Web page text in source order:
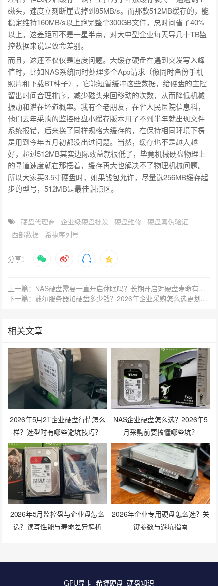
磁头，速度立刻断崖式掉到85MB/s。而那款512MB缓存的，能
稳定维持160MB/s以上跑完整个300GB文件，总时间省了40%
以上。这差距可不是一星半点，对大中型企业每天导几十TB监
控数据来说是致命差别。
而且，这还不仅仅是速度问题。大缓存硬盘在遇到突发写入峰
值时，比如NAS系统同时处理多个App请求（像同时备份手机
照片和下载BT种子），它能短暂缓冲这些数据，给硬盘的主控
留出时间合理排序，减少磁头来回移动的次数，从而降低机械
振动和潜在坏道概率。我有个老朋友，在省人民医院信息科，
他们去年采购的监控硬盘小缓存版本用了不到半年就出现文件
系统报错，后来换了同样规格大缓存的，在保持相同环境下楞
是用到今年五月初都没出过问题。当然，缓存也不是越大越
好，超过512MB其实边际效益就很低了，毕竟机械硬盘物理上
的寻道速度就在那摆着，缓存再大也解决不了物理机械问题。
所以大家买3.5寸硬盘时，如果钱包允许，尽量选256MB缓存起
步的型号，512MB是最佳甜点区。
硬盘代理商 企业级硬盘批发 硬盘维修
硬盘真伪验证
西部数据
希捷序列号
分享：
上一篇：NAS硬盘需要一直开启休眠吗？长期开启对硬盘寿命有影响吗？
下一篇：戴尔服务器加硬盘多少钱？2026年企业采购怎么选更划算？
相关文章
2026年5月2T企业硬盘行情怎么
样？选型时有哪些避坑技巧？
NAS企业硬盘怎么选？2026年5
月采购前要搞懂哪些坑？
2026年5月监控盘与企业盘怎么
选？读写性能与寿命差异解析
2026年企业专用硬盘怎么选？关
键参数与避坑指南
GPU显卡 希捷硬盘 硬盘知识